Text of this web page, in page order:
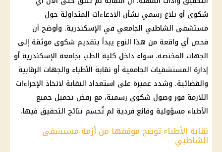
شكوى أو بلاغ رسمي بشأن الادعاءات المتداولة حول
مستشفى الشاطبي الجامعي في الإسكندرية. وأوضح أن
فحص أي واقعة من هذا النوع يبدأ بتقديم شكوى موثقة إلى
الجهات المختصة، سواء داخل كلية الطب بجامعة الإسكندرية أو
إدارة المستشفيات الجامعية أو نقابة الأطباء والجهات الرقابية
والقضائية. وشدد عميرة على استعداد النقابة لاتخاذ الإجراءات
اللازمة فور وصول شكوى رسمية، مع رفض تحميل جميع
الأطباء مسؤولية وقائع فردية لم تُحسم نتائج التحقيق فيها.
نقابة الأطباء توضح موقفها من أزمة مستشفى
الشاطبي